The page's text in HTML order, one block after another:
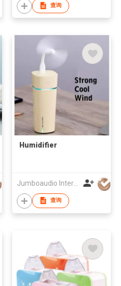
查询
Humidifier
Jumboaudio International (HK) Co., Limited
查询